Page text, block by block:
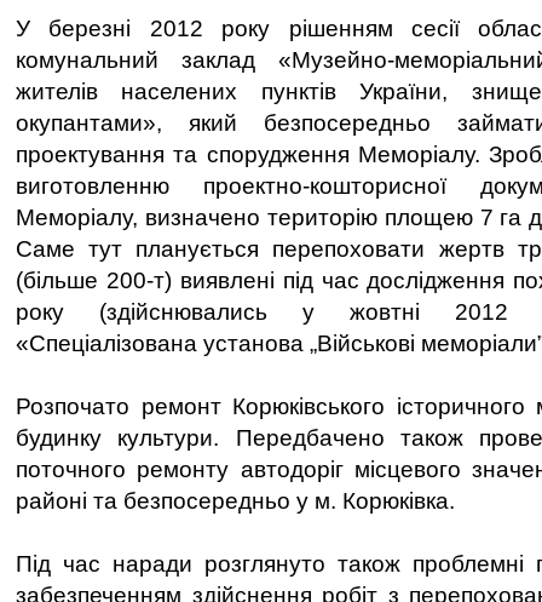
У березні 2012 року рішенням сесії
комунальний заклад «Музейно-
жителів населених пунктів України,
окупантами», який безпосередньо
проектування та спорудження Меморіалу.
виготовленню проектно-кошторисної
Меморіалу, визначено територію площею 7 га
Саме тут планується перепоховати жертв
(більше 200-т) виявлені під час дослідження
року (здійснювались у жовтні 2012
«Спеціалізована установа „Військові
Розпочато ремонт Корюківського
будинку культури. Передбачено також
поточного ремонту автодоріг місцевого
районі та безпосередньо у м. Корюківка.
Під час наради розглянуто також проблемні
забезпеченням здійснення робіт з